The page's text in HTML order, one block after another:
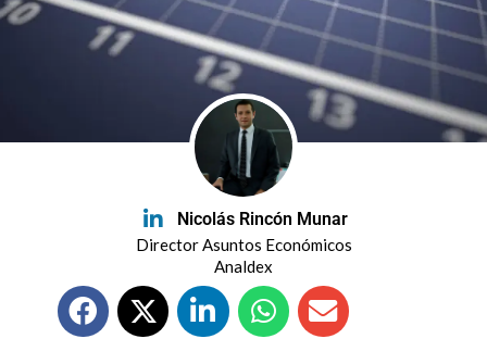
Nicolás Rincón Munar
Director Asuntos Económicos
Analdex